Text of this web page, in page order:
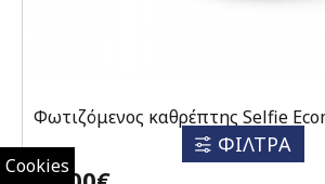
Cookies
Φωτιζόμενος καθρέπτης Selfie
ΦΙΛΤΡΑ